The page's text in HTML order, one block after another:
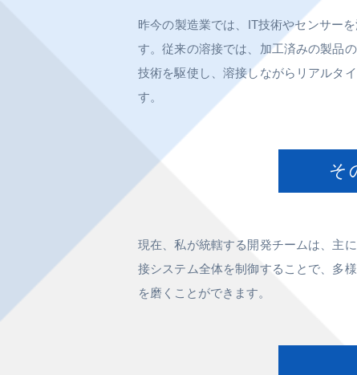
昨今の製造業では、IT技術やセンサー
す。従来の溶接では、加工済みの製品
技術を駆使し、溶接しながらリアルタ
す。
そ
現在、私が統轄する開発チームは、主
接システム全体を制御することで、多
を磨くことができます。